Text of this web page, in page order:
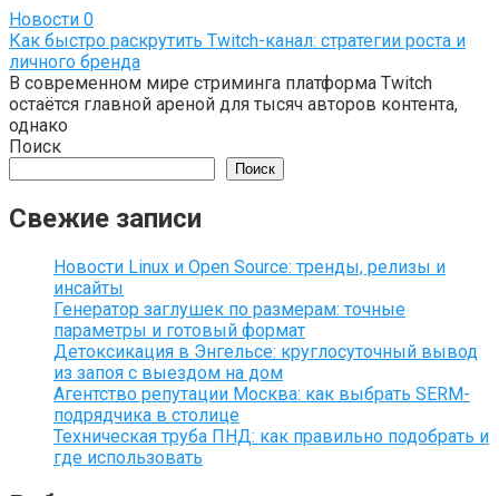
Новости 0
Как быстро раскрутить Twitch-канал: стратегии роста и
личного бренда
В современном мире стриминга платформа Twitch
остаётся главной ареной для тысяч авторов контента,
однако
Поиск
Поиск
Свежие записи
Новости Linux и Open Source: тренды, релизы и
инсайты
Генератор заглушек по размерам: точные
параметры и готовый формат
Детоксикация в Энгельсе: круглосуточный вывод
из запоя с выездом на дом
Агентство репутации Москва: как выбрать SERM-
подрядчика в столице
Техническая труба ПНД: как правильно подобрать и
где использовать